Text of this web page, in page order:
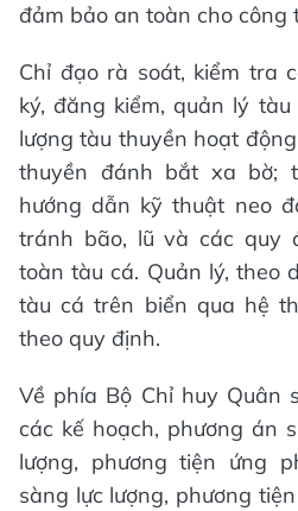
đảm bảo an toàn cho công
Chỉ đạo rà soát, kiểm tra
ký, đăng kiểm, quản lý
lượng tàu thuyền hoạt
thuyền đánh bắt xa bờ;
hướng dẫn kỹ thuật neo
tránh bão, lũ và các quy
toàn tàu cá. Quản lý, theo
tàu cá trên biển qua hệ
theo quy định.
Về phía Bộ Chỉ huy Quân
các kế hoạch, phương án
lượng, phương tiện ứng
sàng lực lượng, phương